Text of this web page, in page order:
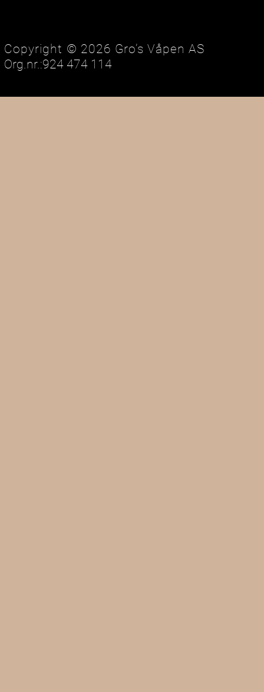
Copyright © 2026 Gro’s Våpen AS
Org.nr.:924 474 114